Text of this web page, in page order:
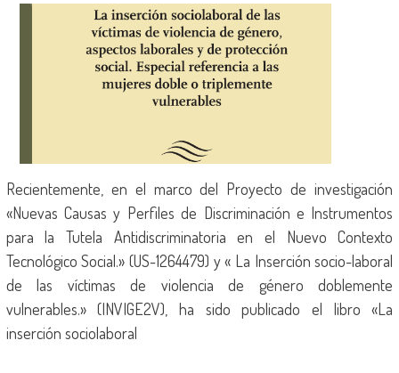
Recientemente, en el marco del Proyecto de investigación
«Nuevas Causas y Perfiles de Discriminación e Instrumentos
para la Tutela Antidiscriminatoria en el Nuevo Contexto
Tecnológico Social.» (US-1264479) y « La Inserción socio-laboral
de las víctimas de violencia de género doblemente
vulnerables.» (INVIGE2V), ha sido publicado el libro «La
inserción sociolaboral